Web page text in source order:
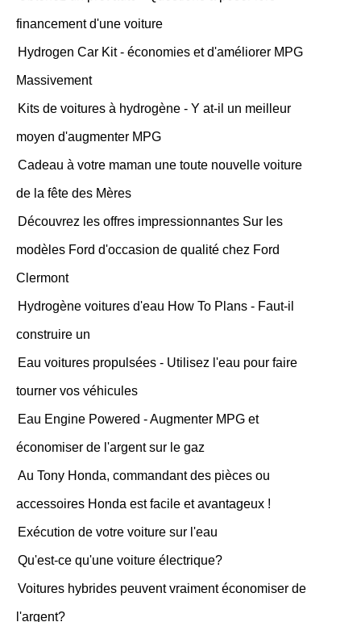
financement d'une voiture
Hydrogen Car Kit - économies et d'améliorer MPG
Massivement
Kits de voitures à hydrogène - Y at-il un meilleur
moyen d'augmenter MPG
Cadeau à votre maman une toute nouvelle voiture
de la fête des Mères
Découvrez les offres impressionnantes Sur les
modèles Ford d'occasion de qualité chez Ford
Clermont
Hydrogène voitures d'eau How To Plans - Faut-il
construire un
Eau voitures propulsées - Utilisez l'eau pour faire
tourner vos véhicules
Eau Engine Powered - Augmenter MPG et
économiser de l'argent sur le gaz
Au Tony Honda, commandant des pièces ou
accessoires Honda est facile et avantageux !
Exécution de votre voiture sur l'eau
Qu'est-ce qu'une voiture électrique?
Voitures hybrides peuvent vraiment économiser de
l'argent?